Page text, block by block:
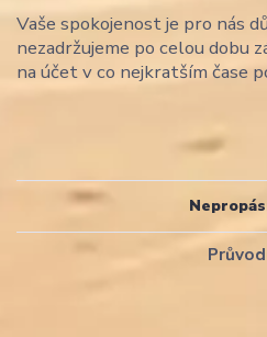
Vaše spokojenost je pro nás
nezadržujeme po celou dobu
na účet v co nejkratším čase